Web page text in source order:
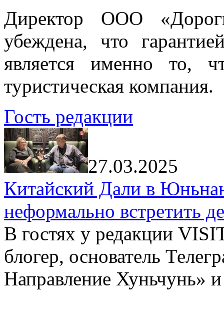
Директор ООО
убеждена, что
является именно то,
туристическая компания.
Гость редакции
27.03.2025
Китайский Дали в
неформально встретить
В гостях у редакции
блогер, основатель
Направление Хуньчунь»